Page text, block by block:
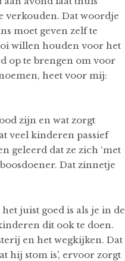
verkouden. Dat woordje
moet geven zelf te
willen houden voor het
op te brengen om voor
heet voor mij:
zijn en wat zorgt
veel kinderen passief
geleerd dat ze zich ‘met
Dat zinnetje
juist goed is als je in de
dit ook te doen.
en het wegkijken. Dat
hij stom is’, ervoor zorgt